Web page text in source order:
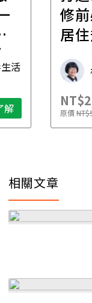
活
解
修
居
原價
相關文章